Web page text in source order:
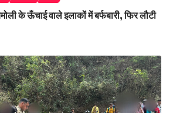
के ऊँचाई वाले इलाकों में बर्फबारी, फिर लौटी